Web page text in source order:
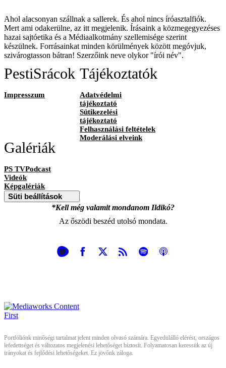
Ahol alacsonyan szállnak a sallerek. És ahol nincs íróasztalfiók.
Mert ami odakerülne, az itt megjelenik. Írásaink a közmegegyezéses
hazai sajtóetika és a Médiaalkotmány szellemisége szerint
készülnek. Forrásainkat minden körülmények között megóvjuk,
szivárogtasson bátran! Szerzőink neve olykor "írói név".
PestiSrácok
Impresszum
Tájékoztatók
Adatvédelmi
tájékoztató
Sütikezelési
tájékoztató
Felhasználási feltételek
Moderálási elveink
Galériák
PS TVPodcast
Videók
Képgalériák
Süti beállítások
*Kell még valamit mondanom Ildikó?
Az őszödi beszéd utolsó mondata.
Portfóliónk minőségi tartalmat jelent minden olvasó számára. Egyedülálló elérést, országos
lefedettséget és változatos megjelenési lehetőséget biztosít. Folyamatosan keressük az új
irányokat és fejlődési lehetőségeket. Ez jövőnk záloga.